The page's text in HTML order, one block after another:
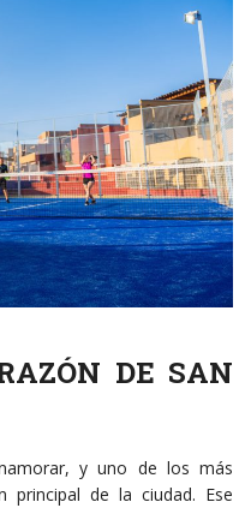
DE SAN
y uno de los más
principal de la ciudad. Ese